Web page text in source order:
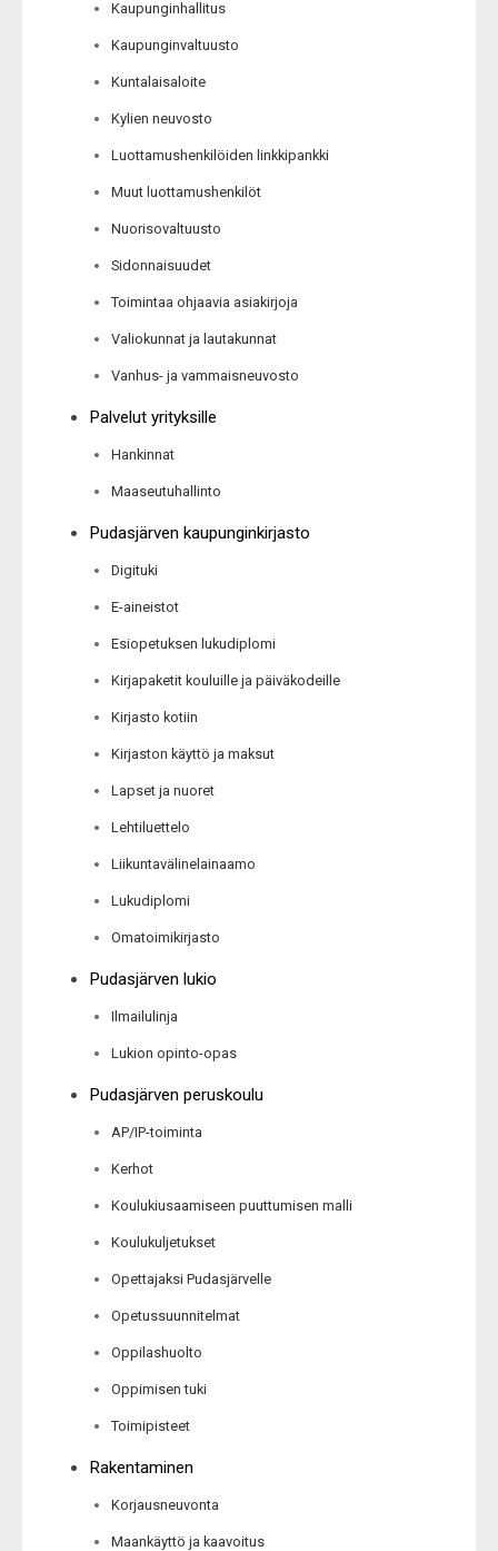
Kaupunginhallitus
Kaupunginvaltuusto
Kuntalaisaloite
Kylien neuvosto
Luottamushenkilöiden linkkipankki
Muut luottamushenkilöt
Nuorisovaltuusto
Sidonnaisuudet
Toimintaa ohjaavia asiakirjoja
Valiokunnat ja lautakunnat
Vanhus- ja vammaisneuvosto
Palvelut yrityksille
Hankinnat
Maaseutuhallinto
Pudasjärven kaupunginkirjasto
Digituki
E-aineistot
Esiopetuksen lukudiplomi
Kirjapaketit kouluille ja päiväkodeille
Kirjasto kotiin
Kirjaston käyttö ja maksut
Lapset ja nuoret
Lehtiluettelo
Liikuntavälinelainaamo
Lukudiplomi
Omatoimikirjasto
Pudasjärven lukio
Ilmailulinja
Lukion opinto-opas
Pudasjärven peruskoulu
AP/IP-toiminta
Kerhot
Koulukiusaamiseen puuttumisen malli
Koulukuljetukset
Opettajaksi Pudasjärvelle
Opetussuunnitelmat
Oppilashuolto
Oppimisen tuki
Toimipisteet
Rakentaminen
Korjausneuvonta
Maankäyttö ja kaavoitus